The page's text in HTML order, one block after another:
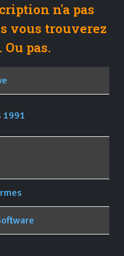
n'a pas
vous trouverez
pas.
1991